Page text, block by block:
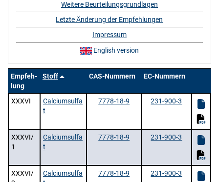
Empfeh-
lung
Stoff CAS-Nummern EC-Nummern
XXXVI
Calciumsulfa
t
7778-18-9 231-900-3
XXXVI/
1
Calciumsulfa
t
7778-18-9 231-900-3
XXXVI/
Calciumsulfa
7778-18-9 231-900-3
Weitere Beurteilungsgrundlagen
Letzte Änderung der Empfehlungen
Impressum
English version